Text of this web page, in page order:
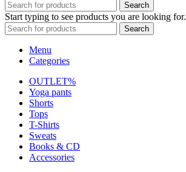
Search
Start typing to see products you are looking for.
Search
Menu
Categories
OUTLET%
Yoga pants
Shorts
Tops
T-Shirts
Sweats
Books & CD
Accessories